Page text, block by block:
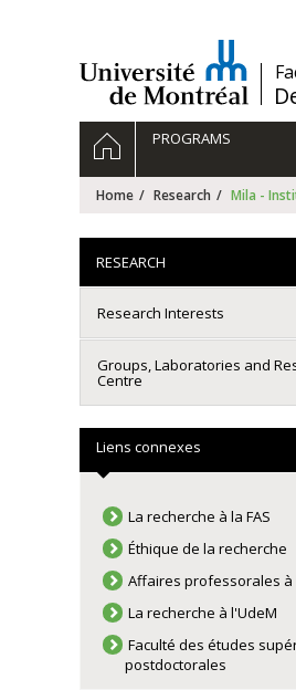
/
Navigation
principale
HOMEPROGRAMS
Home Research Mila -
RESEARCH
Research Interests
Groups, Laboratories and
Centre
Liens connexes
La recherche à la FAS
Éthique de la recherche
Affaires professorales à
La recherche à l'UdeM
Faculté des études
postdoctorales